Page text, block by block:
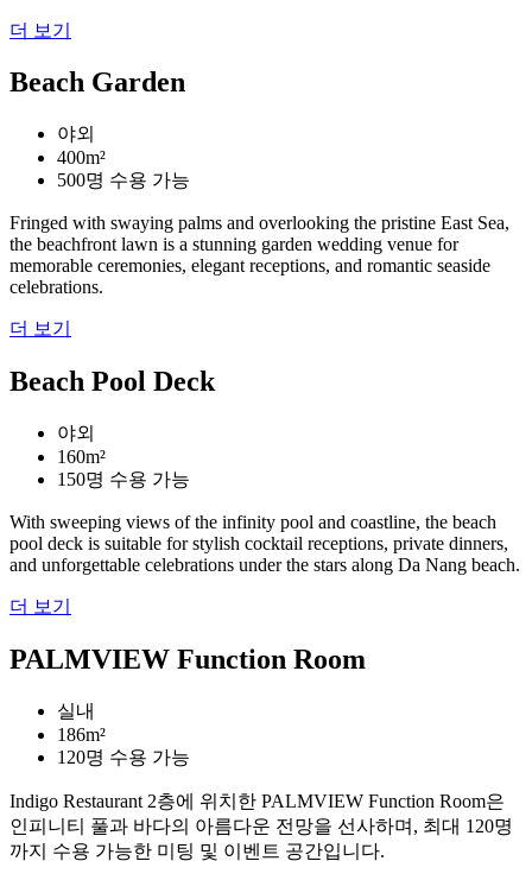
더 보기
Beach Garden
야외
400m²
500명 수용 가능
Fringed with swaying palms and overlooking the pristine East Sea,
the beachfront lawn is a stunning garden wedding venue for
memorable ceremonies, elegant receptions, and romantic seaside
celebrations.
더 보기
Beach Pool Deck
야외
160m²
150명 수용 가능
With sweeping views of the infinity pool and coastline, the beach
pool deck is suitable for stylish cocktail receptions, private dinners,
and unforgettable celebrations under the stars along Da Nang beach.
더 보기
PALMVIEW Function Room
실내
186m²
120명 수용 가능
Indigo Restaurant 2층에 위치한 PALMVIEW Function Room은
인피니티 풀과 바다의 아름다운 전망을 선사하며, 최대 120명
까지 수용 가능한 미팅 및 이벤트 공간입니다.